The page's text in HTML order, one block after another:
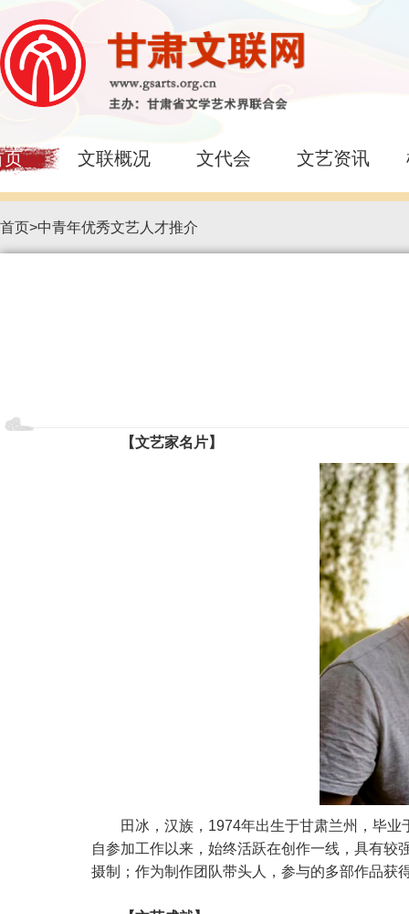
页 文联概况 文代会 文艺资讯
首页>中青年优秀文艺人才推介
【文艺家名片】
田冰，汉族，1974年出生于甘肃兰州，毕
自参加工作以来，始终活跃在创作一线，具有
摄制；作为制作团队带头人，参与的多部作品获